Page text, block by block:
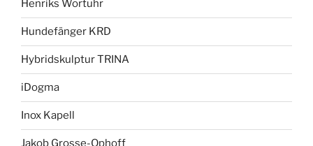
Henriks Wortuhr
Hundefänger KRD
Hybridskulptur TRINA
iDogma
Inox Kapell
Jakob Grosse-Ophoff